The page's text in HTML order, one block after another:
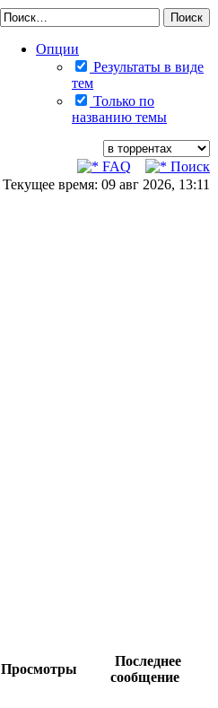
Опции
Результаты в виде
тем
Только по
названию темы
FAQ
Поиск
Текущее время: 09 авг 2026, 13:11
Просмотры
Последнее
сообщение